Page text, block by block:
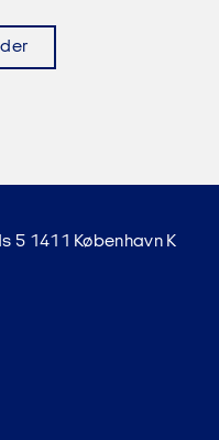
5 1411 København K